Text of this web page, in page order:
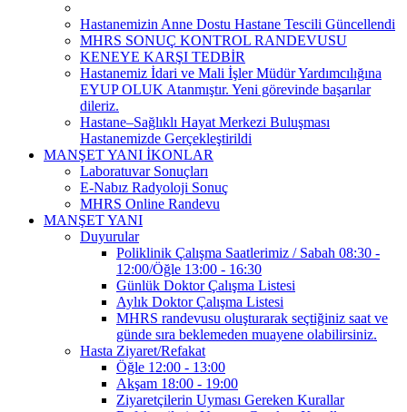
Hastanemizin Anne Dostu Hastane Tescili Güncellendi
MHRS SONUÇ KONTROL RANDEVUSU
KENEYE KARŞI TEDBİR
Hastanemiz İdari ve Mali İşler Müdür Yardımcılığına
EYUP OLUK Atanmıştır. Yeni görevinde başarılar
dileriz.
Hastane–Sağlıklı Hayat Merkezi Buluşması
Hastanemizde Gerçekleştirildi
MANŞET YANI İKONLAR
Laboratuvar Sonuçları
E-Nabız Radyoloji Sonuç
MHRS Online Randevu
MANŞET YANI
Duyurular
Poliklinik Çalışma Saatlerimiz / Sabah 08:30 -
12:00/Öğle 13:00 - 16:30
Günlük Doktor Çalışma Listesi
Aylık Doktor Çalışma Listesi
MHRS randevusu oluşturarak seçtiğiniz saat ve
günde sıra beklemeden muayene olabilirsiniz.
Hasta Ziyaret/Refakat
Öğle 12:00 - 13:00
Akşam 18:00 - 19:00
Ziyaretçilerin Uyması Gereken Kurallar